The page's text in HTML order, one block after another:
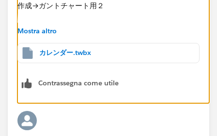
作成→ガントチャート用２
これで作成すれば8/31までの表示になりました。
両方いれておきました。
Mostra altro
カレンダー.twbx
Contrassegna come utile